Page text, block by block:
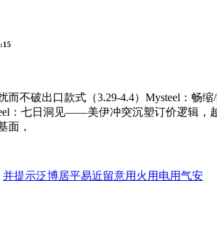
破出口款式（3.29-4.4）Mysteel：畅
：七日洞见——美伊冲突沉塑订价逻辑，
面，
并提示泛博居平易近留意用火用电用气安